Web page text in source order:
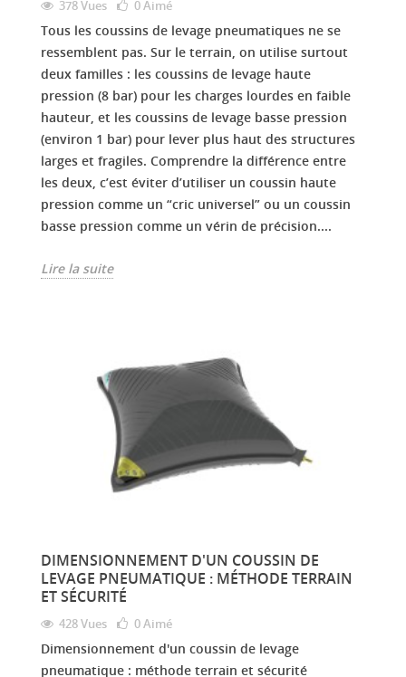
378 Vues 0Aimé
Tous les coussins de levage pneumatiques ne se
ressemblent pas. Sur le terrain, on utilise surtout
deux familles : les coussins de levage haute
pression (8 bar) pour les charges lourdes en faible
hauteur, et les coussins de levage basse pression
(environ 1 bar) pour lever plus haut des structures
larges et fragiles. Comprendre la différence entre
les deux, c’est éviter d’utiliser un coussin haute
pression comme un “cric universel” ou un coussin
basse pression comme un vérin de précision....
Lire la suite
DIMENSIONNEMENT D'UN COUSSIN DE
LEVAGE PNEUMATIQUE : MÉTHODE TERRAIN
ET SÉCURITÉ
428 Vues 0Aimé
Dimensionnement d'un coussin de levage
pneumatique : méthode terrain et sécurité